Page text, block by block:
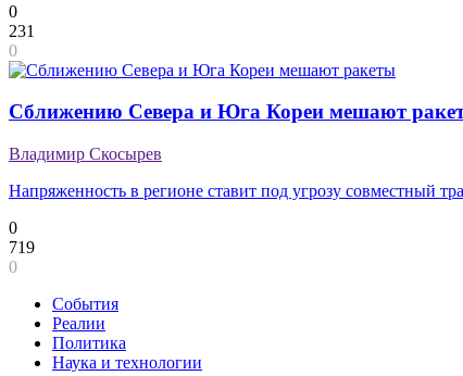
0
231
0
Сближению Севера и Юга Кореи мешают
Владимир Скосырев
Напряженность в регионе ставит под угрозу совместный
0
719
0
События
Реалии
Политика
Наука и технологии